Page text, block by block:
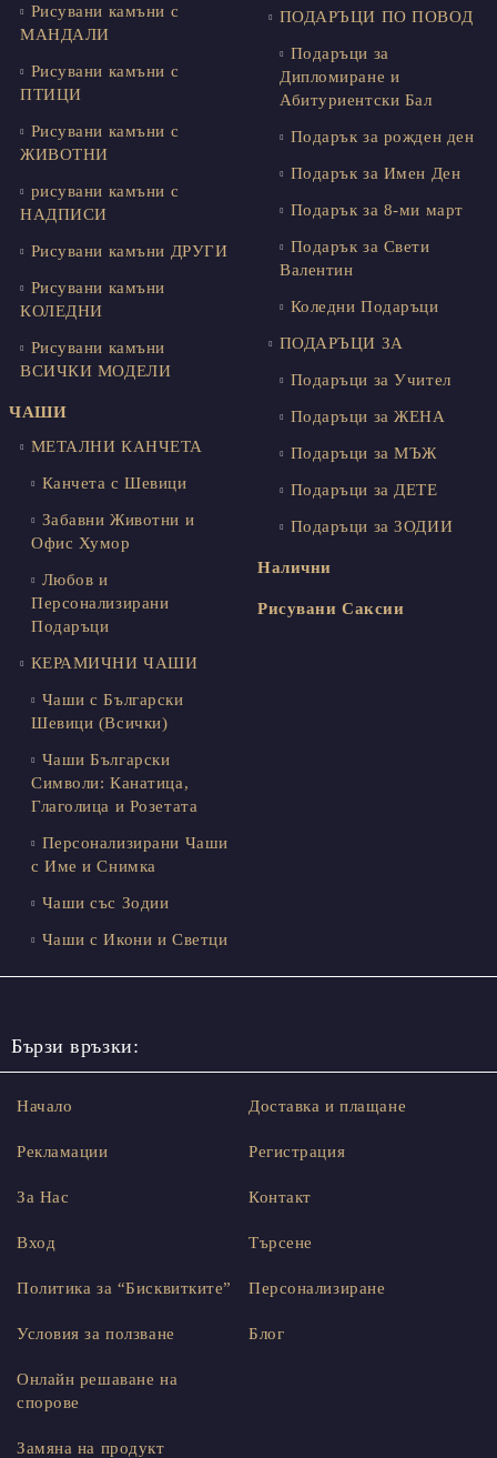
Рисувани камъни с
МАНДАЛИ
Рисувани камъни с
ПТИЦИ
Рисувани камъни с
ЖИВОТНИ
рисувани камъни с
НАДПИСИ
Рисувани камъни ДРУГИ
Рисувани камъни
КОЛЕДНИ
Рисувани камъни
ВСИЧКИ МОДЕЛИ
ЧАШИ
МЕТАЛНИ КАНЧЕТА
Канчета с Шевици
Забавни Животни и
Офис Хумор
Любов и
Персонализирани
Подаръци
КЕРАМИЧНИ ЧАШИ
Чаши с Български
Шевици (Всички)
Чаши Български
Символи: Канатица,
Глаголица и Розетата
Персонализирани Чаши
с Име и Снимка
Чаши със Зодии
Чаши с Икони и Светци
ПОДАРЪЦИ ПО ПОВОД
Подаръци за
Дипломиране и
Абитуриентски Бал
Подарък за рожден ден
Подарък за Имен Ден
Подарък за 8-ми март
Подарък за Свети
Валентин
Коледни Подаръци
ПОДАРЪЦИ ЗА
Подаръци за Учител
Подаръци за ЖЕНА
Подаръци за МЪЖ
Подаръци за ДЕТЕ
Подаръци за ЗОДИИ
Налични
Рисувани Саксии
Бързи връзки:
Начало
Рекламации
За Нас
Вход
Доставка и плащане
Регистрация
Контакт
Търсене
Политика за “Бисквитките”
Условия за ползване
Онлайн решаване на
спорове
Замяна на продукт
Персонализиране
Блог